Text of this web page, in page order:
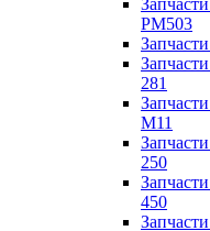
PM503
281
M11
250
450